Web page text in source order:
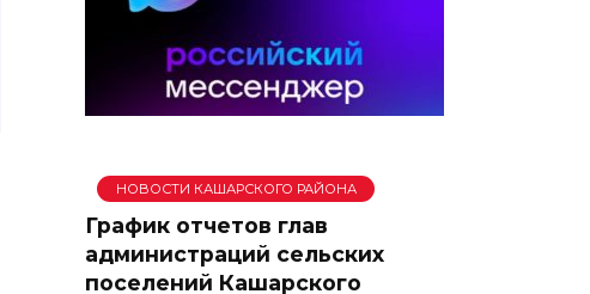
НОВОСТИ КАШАРСКОГО РАЙОНА
График отчетов глав
администраций сельских
поселений Кашарского